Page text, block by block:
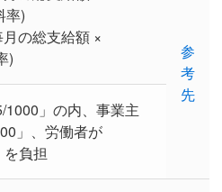
率)
の総支給額 ×
)
参
考
先
1000」の内、事業主
」、労働者が
を負担